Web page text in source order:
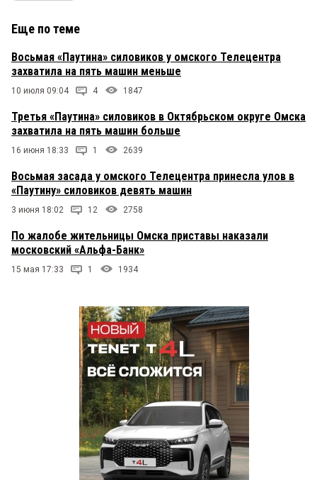
Еще по теме
Восьмая «Паутина» силовиков у омского Телецентра
захватила на пять машин меньше
10 июля 09:04 4 1847
Третья «Паутина» силовиков в Октябрьском округе Омска
захватила на пять машин больше
16 июня 18:33 1 2639
Восьмая засада у омского Телецентра принесла улов в
«Паутину» силовиков девять машин
3 июня 18:02 12 2758
По жалобе жительницы Омска приставы наказали
московский «Альфа-Банк»
15 мая 17:33 1 1934